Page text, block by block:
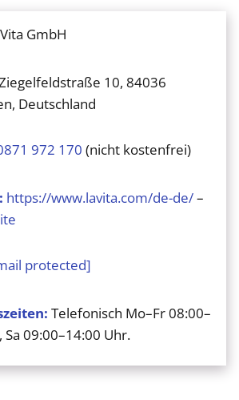
GmbH
10, 84036
Deutschland
972 170 (nicht kostenfrei)
https://www.lavita.com/de-de/–
protected]
Telefonisch Mo–Fr 08:00–
Sa 09:00–14:00 Uhr.